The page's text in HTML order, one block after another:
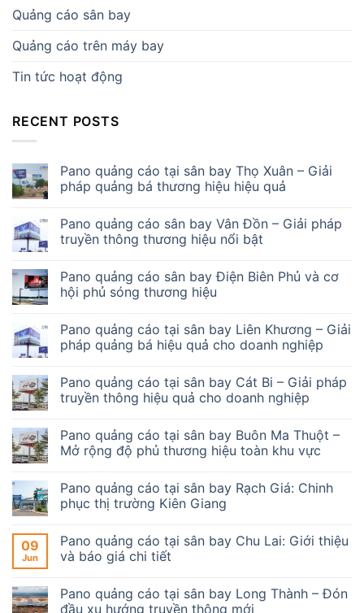
Quảng cáo sân bay
Quảng cáo trên máy bay
Tin tức hoạt động
RECENT POSTS
Pano quảng cáo tại sân bay Thọ Xuân – Giải
pháp quảng bá thương hiệu hiệu quả
Pano quảng cáo sân bay Vân Đồn – Giải pháp
truyền thông thương hiệu nổi bật
Pano quảng cáo sân bay Điện Biên Phủ và cơ
hội phủ sóng thương hiệu
Pano quảng cáo tại sân bay Liên Khương – Giải
pháp quảng bá hiệu quả cho doanh nghiệp
Pano quảng cáo tại sân bay Cát Bi – Giải pháp
truyền thông hiệu quả cho doanh nghiệp
Pano quảng cáo tại sân bay Buôn Ma Thuột –
Mở rộng độ phủ thương hiệu toàn khu vực
Pano quảng cáo tại sân bay Rạch Giá: Chinh
phục thị trường Kiên Giang
09
Jun
Pano quảng cáo tại sân bay Chu Lai: Giới thiệu
và báo giá chi tiết
Pano quảng cáo tại sân bay Long Thành – Đón
đầu xu hướng truyền thông mới